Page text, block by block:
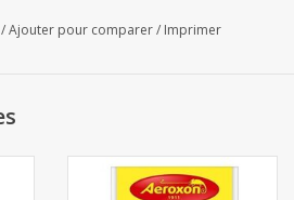
/Ajouter pour comparer/ Imprimer